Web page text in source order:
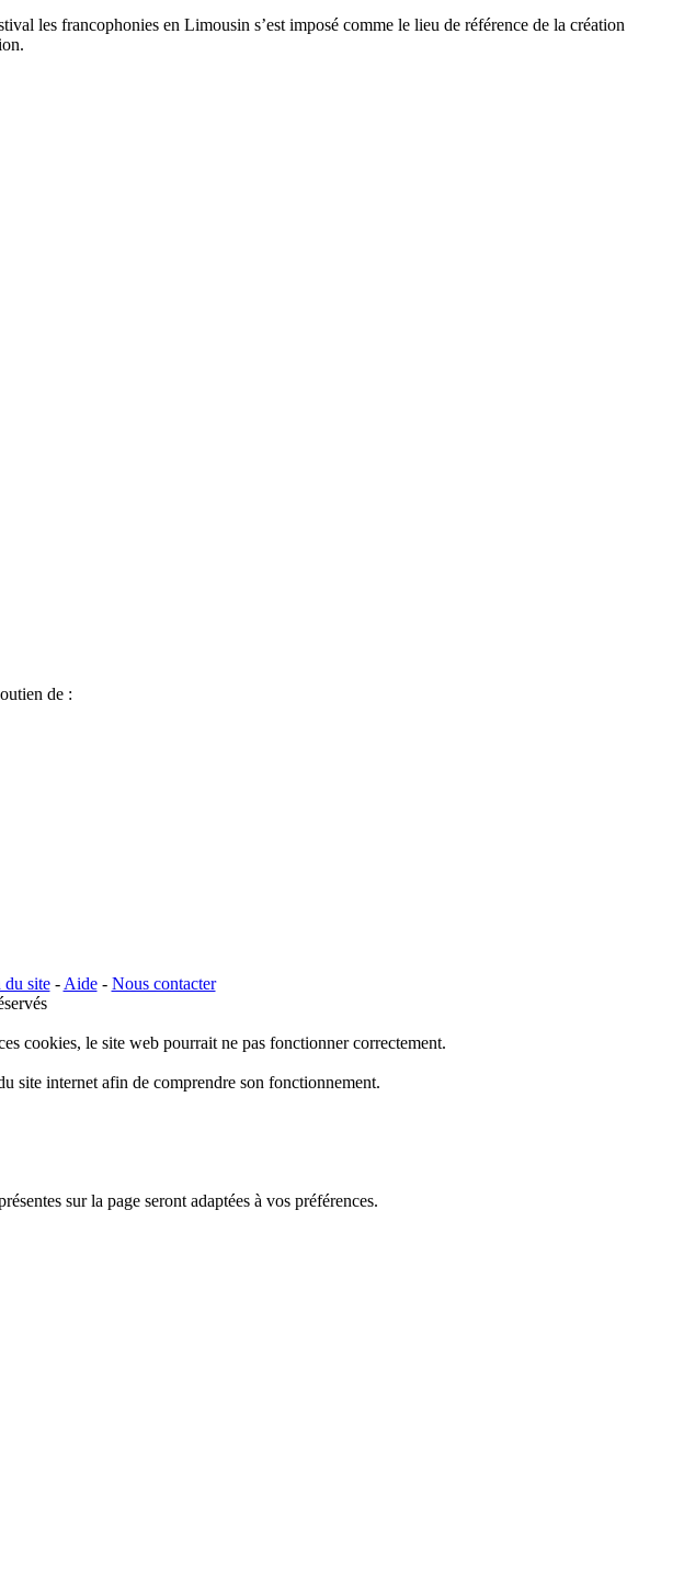
les francophonies en Limousin s’est imposé comme le lieu de référence de la création
de :
du site- Aide- Nous contacter
cookies, le site web pourrait ne pas fonctionner correctement.
site internet afin de comprendre son fonctionnement.
sur la page seront adaptées à vos préférences.